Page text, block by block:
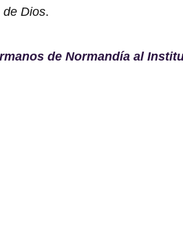
de Dios.
de Normandía al